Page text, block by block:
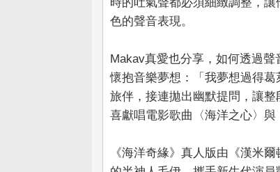
時的吐氣聲都必須細緻調整，
色的聲音表現。
Makav真愛也分享，如何透過
懷抱音樂夢想：「我夢想過得
旅伴，接連拋出幽默提問，讓
喜獻唱電影歌曲〈海洋之心〉與
《海洋奇緣》真人版由《漢米